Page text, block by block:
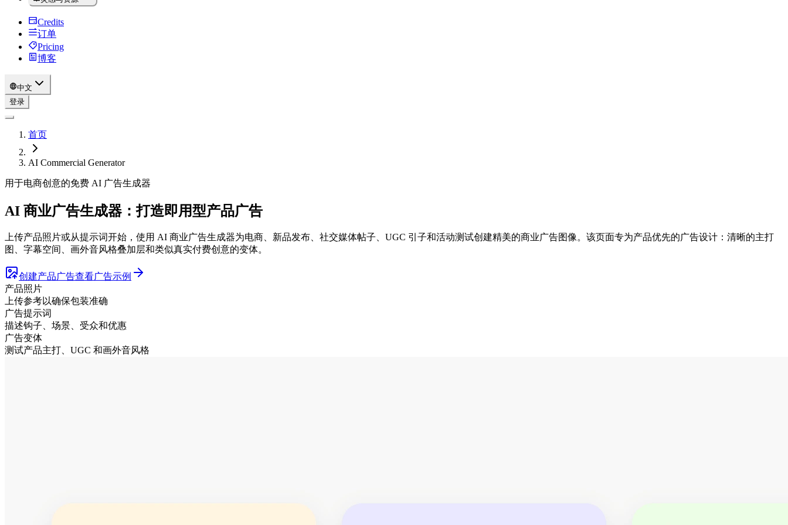
Credits
订单
Pricing
博客
中文
登录
首页
AI Commercial Generator
用于电商创意的免费 AI 广告生成器
AI 商业广告生成器：打造即用型产品广告
上传产品照片或从提示词开始，使用 AI 商业广告生成器为电商、新品发布、社交媒体帖子、UGC 引子和活动测试创建精美的商业广告图像。该页面专为产品优先的广告设计：清晰的主打
图、字幕空间、画外音风格叠加层和类似真实付费创意的变体。
创建产品广告查看广告示例
产品照片
上传参考以确保包装准确
广告提示词
描述钩子、场景、受众和优惠
广告变体
测试产品主打、UGC 和画外音风格